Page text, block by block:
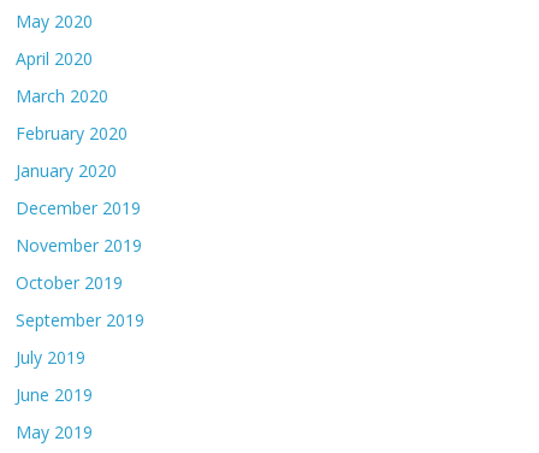
May 2020
April 2020
March 2020
February 2020
January 2020
December 2019
November 2019
October 2019
September 2019
July 2019
June 2019
May 2019